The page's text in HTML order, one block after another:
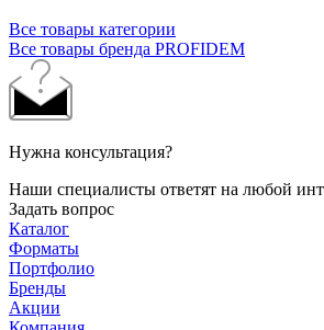
Все товары категории
Все товары бренда PROFIDEM
Нужна консультация?
Наши специалисты ответят на любой
Задать вопрос
Каталог
Форматы
Портфолио
Бренды
Акции